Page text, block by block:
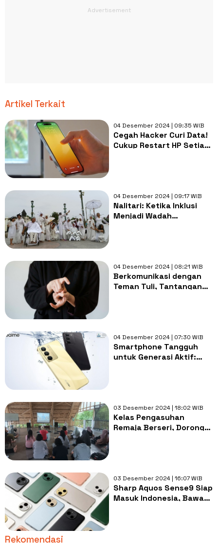
Artikel Terkait
04 Desember 2024 | 09:35 WIB
Cegah Hacker Curi Data!
Cukup Restart HP Setiap
04 Desember 2024 | 09:17 WIB
Nalitari: Ketika Inklusi
Menjadi Wadah
04 Desember 2024 | 08:21 WIB
Berkomunikasi dengan
Teman Tuli, Tantangan
04 Desember 2024 | 07:30 WIB
Smartphone Tangguh
untuk Generasi Aktif:
03 Desember 2024 | 18:02 WIB
Kelas Pengasuhan
Remaja Berseri, Dorong
03 Desember 2024 | 16:07 WIB
Sharp Aquos Sense9 Siap
Masuk Indonesia, Bawa
Rekomendasi